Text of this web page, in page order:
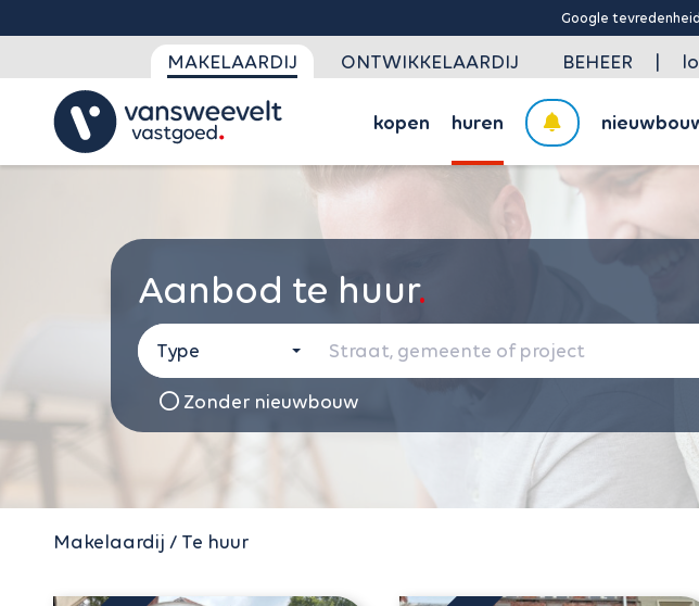
Google
MAKELAARDIJ ONTWIKKELAARDIJ BEHEER |
kopen huren
Aanbod te huur
Type
Zonder nieuwbouw
Makelaardij / Te huur